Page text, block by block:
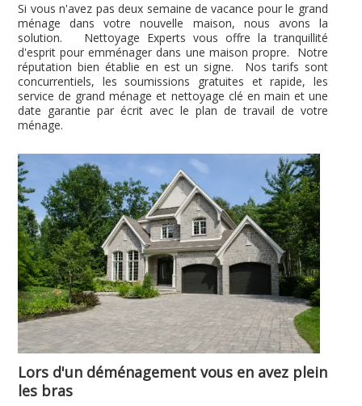
Si vous n'avez pas deux semaine de vacance pour le grand
ménage dans votre nouvelle maison, nous avons la
solution. Nettoyage Experts vous offre la tranquillité
d'esprit pour emménager dans une maison propre. Notre
réputation bien établie en est un signe. Nos tarifs sont
concurrentiels, les soumissions gratuites et rapide, les
service de grand ménage et nettoyage clé en main et une
date garantie par écrit avec le plan de travail de votre
ménage.
Lors d'un déménagement vous en avez plein
les bras